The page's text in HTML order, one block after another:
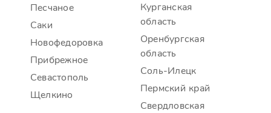
Песчаное
Саки
Новофедоровка
Прибрежное
Севастополь
Щелкино
Курганская
область
Оренбургская
область
Соль-Илецк
Пермский край
Свердловская